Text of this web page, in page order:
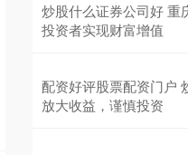
炒股什么证券公司好 重
投资者实现财富增值
配资好评股票配资门户
放大收益，谨慎投资